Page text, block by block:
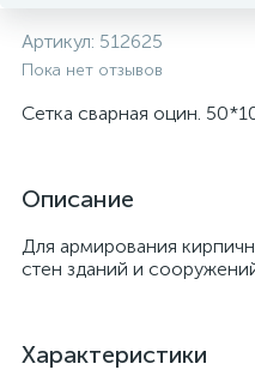
Артикул: 512625
Пока нет отзывов
Сетка сварная оцин.
Описание
Для армирования
стен зданий и
Характеристики